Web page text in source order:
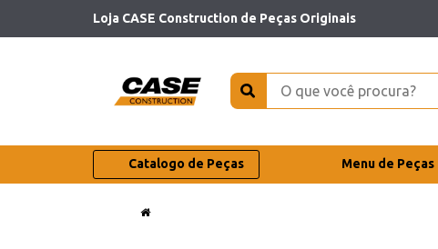
Loja CASE Construction de Peças Originais
Catalogo de Peças Menu de Peças